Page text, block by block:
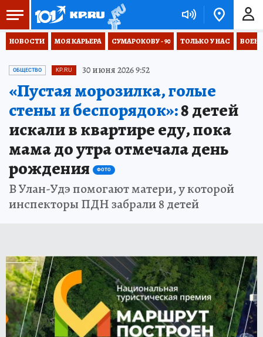
НОВОСТИ МОЯ КАРЬЕРА СУМАРОКОВУ - 90 ТОЛЬКО У НАС
ОБЩЕСТВО KP.RU 30 июня 2026 9:52
«Пустая морозилка, голые
стены и беспорядок»:8 детей
искали в квартире еду, пока
мама до утра отмечала день
рождения
ФОТО
В Улан-Удэ помогают матери, у которой
инспекторы ПДН забрали 8 детей